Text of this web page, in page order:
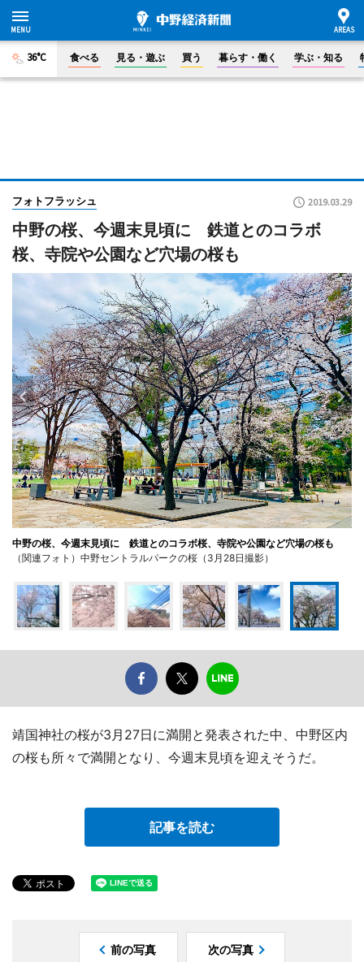
36°C 食べる 見る・遊ぶ 買う 暮らす・働く 学ぶ・知る
フォトフラッシュ 2019.03.29
中野の桜、今週末見頃に 鉄道とのコラボ
桜、寺院や公園など穴場の桜も
中野の桜、今週末見頃に 鉄道とのコラボ桜、寺院や公園など穴場の桜も
（関連フォト）中野セントラルパークの桜（3月28日撮影）
靖国神社の桜が3月27日に満開と発表された中、中野区内
の桜も所々で満開となり、今週末見頃を迎えそうだ。
記事を読む
前の写真 次の写真